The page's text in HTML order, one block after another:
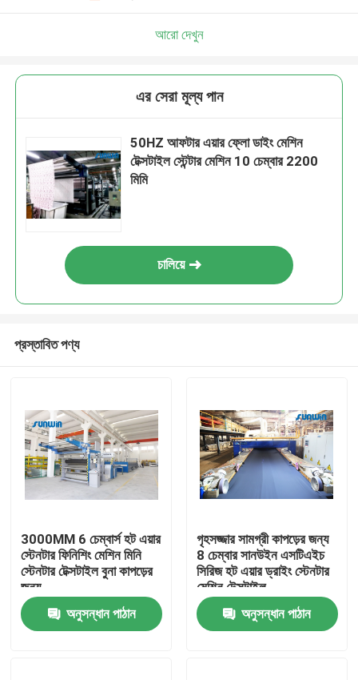
আরো দেখুন
এর সেরা মূল্য পান
50HZ আফটার এয়ার ফ্লো ডাইং মেশিন
টেক্সটাইল স্টেন্টার মেশিন 10 চেম্বার 2200
মিমি
চালিয়ে
প্রস্তাবিত পণ্য
3000MM 6 চেম্বার্স হট এয়ার
স্টেনটার ফিনিশিং মেশিন মিনি
স্টেনটার টেক্সটাইল বুনা কাপড়ের
জন্য
অনুসন্ধান পাঠান
গৃহসজ্জার সামগ্রী কাপড়ের জন্য
8 চেম্বার সানউইন এসটিএইচ
সিরিজ হট এয়ার ড্রাইং স্টেনটার
মেশিন টেক্সটাইল
অনুসন্ধান পাঠান